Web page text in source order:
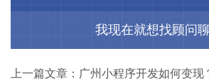
我现在就想找顾问
上一篇文章：广州小程序开发如何变现